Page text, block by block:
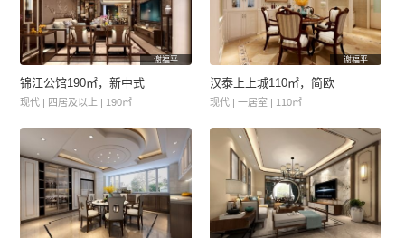
谢福平
锦江公馆190㎡，新中式
现代 | 四居及以上 | 190㎡
谢福平
汉泰上上城110㎡，简欧
现代 | 一居室 | 110㎡